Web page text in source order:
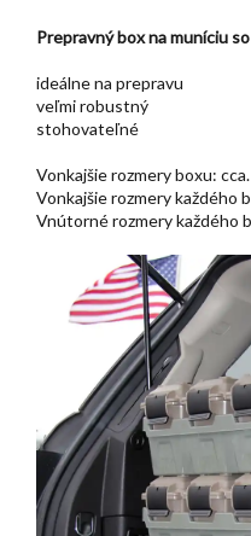
Prepravný box na muníciu
ideálne na prepravu
veľmi robustný
stohovateľné
Vonkajšie rozmery boxu:
Vonkajšie rozmery každého
Vnútorné rozmery každého